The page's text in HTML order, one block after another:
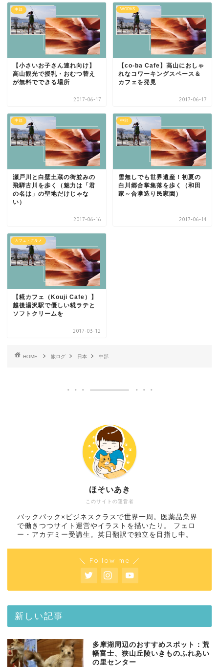
中部
【小さいお子さん連れ向け】
高山観光で授乳・おむつ替え
が無料でできる場所
2017-06-17
WORKS
【co-ba Cafe】高山におしゃ
れなコワーキングスペース＆
カフェを発見
2017-06-17
中部
瀬戸川と白壁土蔵の街並みの
飛騨古川を歩く（魅力は「君
の名は」の聖地だけじゃな
い）
2017-06-16
中部
雪無しでも世界遺産！初夏の
白川郷合掌集落を歩く（和田
家～合掌造り民家園）
2017-06-14
カフェ・グルメ
【糀カフェ（Kouji Cafe）】
越後湯沢駅で優しい糀ラテと
ソフトクリームを
2017-03-12
HOME 旅ログ 日本 中部
このサイトの運営者
ほそいあき
バックパック×ビジネスクラスで世界一周。医薬品業界
で働きつつサイト運営やイラストを描いたり。 フェロ
ー・アカデミー受講生。英日翻訳で独立を目指し中。
＼ Follow me ／
新しい記事
多摩湖周辺のおすすめスポット：荒
幡富士、狭山丘陵いきものふれあい
の里センター